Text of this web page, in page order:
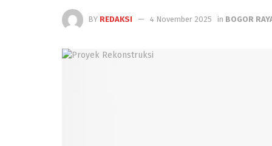
BY REDAKSI 4 November 2025 in BOGOR